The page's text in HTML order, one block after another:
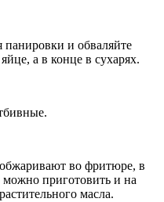
панировки и обваляйте
а в конце в сухарях.
во фритюре, в
приготовить и на
масла.